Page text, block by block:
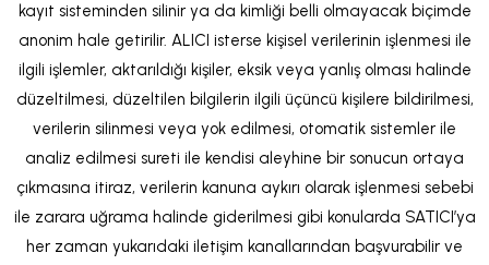
kayıt sisteminden silinir ya da kimliği belli olmayacak biçimde
anonim hale getirilir. ALICI isterse kişisel verilerinin işlenmesi ile
ilgili işlemler, aktarıldığı kişiler, eksik veya yanlış olması halinde
düzeltilmesi, düzeltilen bilgilerin ilgili üçüncü kişilere bildirilmesi,
verilerin silinmesi veya yok edilmesi, otomatik sistemler ile
analiz edilmesi sureti ile kendisi aleyhine bir sonucun ortaya
çıkmasına itiraz, verilerin kanuna aykırı olarak işlenmesi sebebi
ile zarara uğrama halinde giderilmesi gibi konularda SATICI’ya
her zaman yukarıdaki iletişim kanallarından başvurabilir ve